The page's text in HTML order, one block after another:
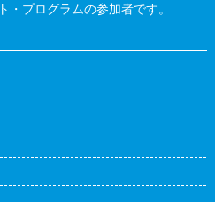
・プログラムの参加者です。